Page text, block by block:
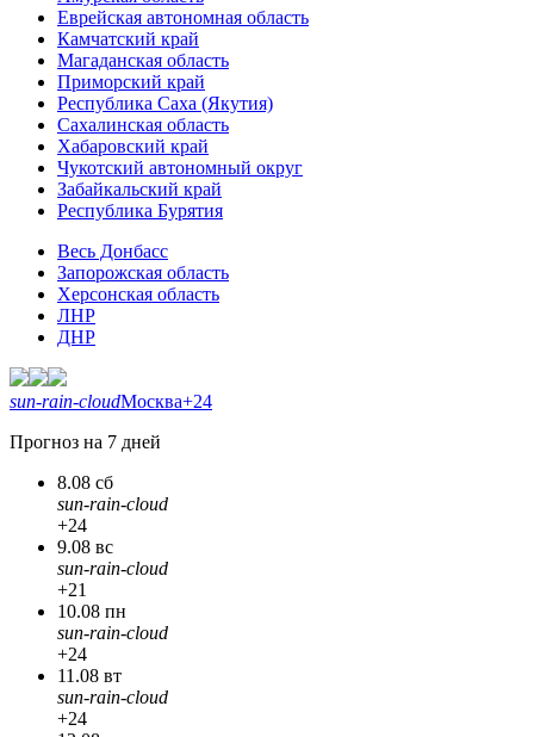
Еврейская автономная область
Камчатский край
Магаданская область
Приморский край
Республика Саха (Якутия)
Сахалинская область
Хабаровский край
Чукотский автономный округ
Забайкальский край
Республика Бурятия
Весь Донбасс
Запорожская область
Херсонская область
ЛНР
ДНР
sun-rain-cloudМосква+24
Прогноз на 7 дней
8.08 сб
sun-rain-cloud
+24
9.08 вс
sun-rain-cloud
+21
10.08 пн
sun-rain-cloud
+24
11.08 вт
sun-rain-cloud
+24